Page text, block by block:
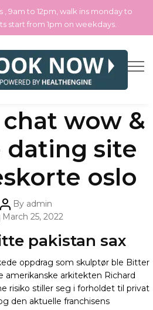
, 9am to 12pm, walk ins monday to
start from 1pm on weekdays.
Categories
wow &
dating site
oslo
Post
author
By admin
March 25, 2022
pakistan sax
oppdrag som skulptør ble Bitter
arkitekten Richard
risiko stiller seg i forholdet til privat
den aktuelle franchisens